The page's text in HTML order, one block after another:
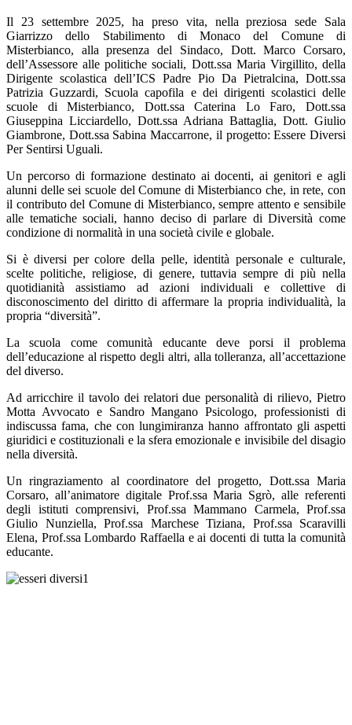
Il 23 settembre 2025, ha preso vita, nella preziosa sede Sala
Giarrizzo dello Stabilimento di Monaco del Comune di
Misterbianco, alla presenza del Sindaco, Dott. Marco Corsaro,
dell’Assessore alle politiche sociali, Dott.ssa Maria Virgillito, della
Dirigente scolastica dell’ICS Padre Pio Da Pietralcina, Dott.ssa
Patrizia Guzzardi, Scuola capofila e dei dirigenti scolastici delle
scuole di Misterbianco, Dott.ssa Caterina Lo Faro, Dott.ssa
Giuseppina Licciardello, Dott.ssa Adriana Battaglia, Dott. Giulio
Giambrone, Dott.ssa Sabina Maccarrone, il progetto: Essere Diversi
Per Sentirsi Uguali.
Un percorso di formazione destinato ai docenti, ai genitori e agli
alunni delle sei scuole del Comune di Misterbianco che, in rete, con
il contributo del Comune di Misterbianco, sempre attento e sensibile
alle tematiche sociali, hanno deciso di parlare di Diversità come
condizione di normalità in una società civile e globale.
Si è diversi per colore della pelle, identità personale e culturale,
scelte politiche, religiose, di genere, tuttavia sempre di più nella
quotidianità assistiamo ad azioni individuali e collettive di
disconoscimento del diritto di affermare la propria individualità, la
propria “diversità”.
La scuola come comunità educante deve porsi il problema
dell’educazione al rispetto degli altri, alla tolleranza, all’accettazione
del diverso.
Ad arricchire il tavolo dei relatori due personalità di rilievo, Pietro
Motta Avvocato e Sandro Mangano Psicologo, professionisti di
indiscussa fama, che con lungimiranza hanno affrontato gli aspetti
giuridici e costituzionali e la sfera emozionale e invisibile del disagio
nella diversità.
Un ringraziamento al coordinatore del progetto, Dott.ssa Maria
Corsaro, all’animatore digitale Prof.ssa Maria Sgrò, alle referenti
degli istituti comprensivi, Prof.ssa Mammano Carmela, Prof.ssa
Giulio Nunziella, Prof.ssa Marchese Tiziana, Prof.ssa Scaravilli
Elena, Prof.ssa Lombardo Raffaella e ai docenti di tutta la comunità
educante.